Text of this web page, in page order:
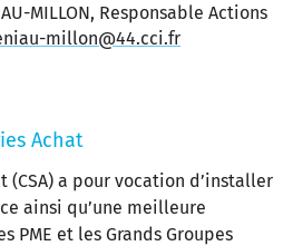
MILLON, Responsable Actions
millon@44.cci.fr
Achat
(CSA) a pour vocation d’installer
ainsi qu’une meilleure
PME et les Grands Groupes